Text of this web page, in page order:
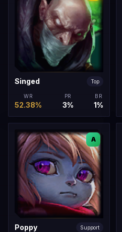
Singed Top
WR
52.38%
PR
3%
BR
1%
A
Poppy Support